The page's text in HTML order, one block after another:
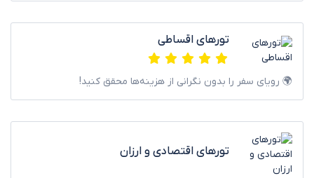
تورهای اقساطی
🌍 رویای سفر را بدون نگرانی از هزینه‌ها محقق کنید!
تورهای اقتصادی و ارزان